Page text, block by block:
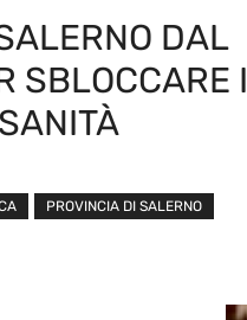
DAL
SBLOCCARE I
PROVINCIA DI SALERNO